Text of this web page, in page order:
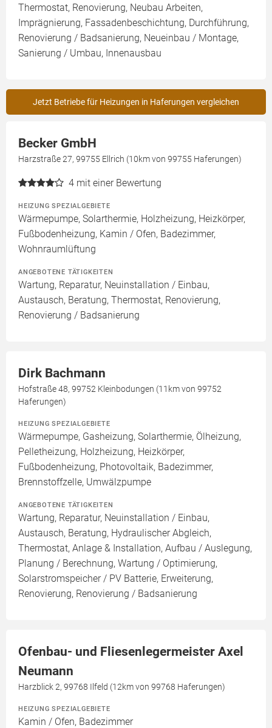
Thermostat, Renovierung, Neubau Arbeiten,
Imprägnierung, Fassadenbeschichtung, Durchführung,
Renovierung / Badsanierung, Neueinbau / Montage,
Sanierung / Umbau, Innenausbau
Jetzt Betriebe für Heizungen in Haferungen vergleichen
Becker GmbH
Harzstraße 27, 99755 Ellrich (10km von 99755 Haferungen)
4 mit einer Bewertung
HEIZUNG SPEZIALGEBIETE
Wärmepumpe, Solarthermie, Holzheizung, Heizkörper,
Fußbodenheizung, Kamin / Ofen, Badezimmer,
Wohnraumlüftung
ANGEBOTENE TÄTIGKEITEN
Wartung, Reparatur, Neuinstallation / Einbau,
Austausch, Beratung, Thermostat, Renovierung,
Renovierung / Badsanierung
Dirk Bachmann
Hofstraße 48, 99752 Kleinbodungen (11km von 99752
Haferungen)
HEIZUNG SPEZIALGEBIETE
Wärmepumpe, Gasheizung, Solarthermie, Ölheizung,
Pelletheizung, Holzheizung, Heizkörper,
Fußbodenheizung, Photovoltaik, Badezimmer,
Brennstoffzelle, Umwälzpumpe
ANGEBOTENE TÄTIGKEITEN
Wartung, Reparatur, Neuinstallation / Einbau,
Austausch, Beratung, Hydraulischer Abgleich,
Thermostat, Anlage & Installation, Aufbau / Auslegung,
Planung / Berechnung, Wartung / Optimierung,
Solarstromspeicher / PV Batterie, Erweiterung,
Renovierung, Renovierung / Badsanierung
Ofenbau- und Fliesenlegermeister Axel
Neumann
Harzblick 2, 99768 Ilfeld (12km von 99768 Haferungen)
HEIZUNG SPEZIALGEBIETE
Kamin / Ofen, Badezimmer